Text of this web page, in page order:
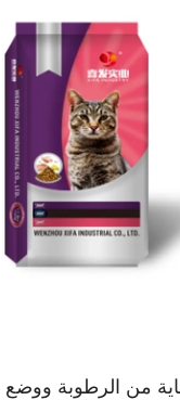
من الرطوبة